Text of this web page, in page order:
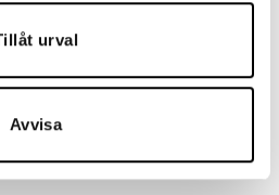
urval
Avvisa
och nyfikna smaklökar:
Huvudattraktionen på ett